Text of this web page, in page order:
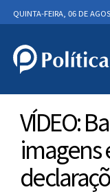
QUINTA-FEIRA, 06 DE
VÍDEO:
imagens